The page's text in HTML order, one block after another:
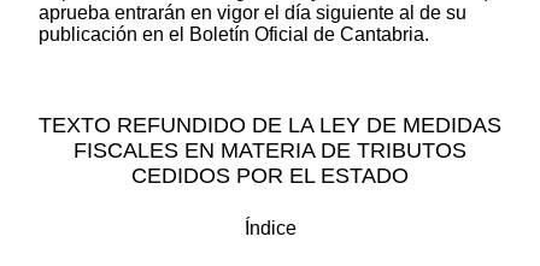
aprueba entrarán en vigor el día siguiente al de su
publicación en el Boletín Oficial de Cantabria.
TEXTO REFUNDIDO DE LA LEY DE MEDIDAS
FISCALES EN MATERIA DE TRIBUTOS
CEDIDOS POR EL ESTADO
Índice